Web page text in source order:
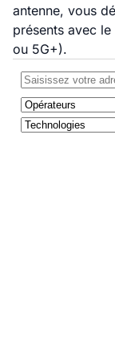
antenne, vous
présents avec
ou 5G+).